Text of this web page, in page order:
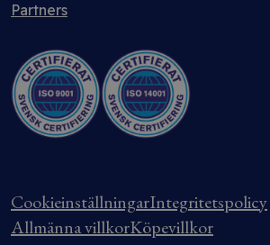
Partners
CookieinställningarIntegritetspolicy
Allmänna villkorKöpevillkor